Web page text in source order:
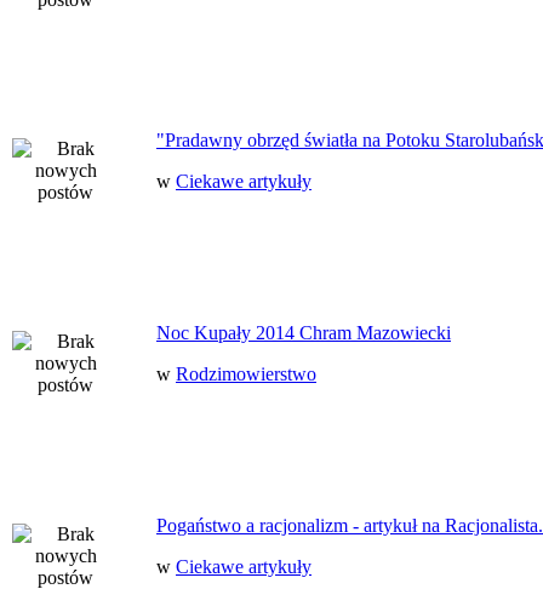
"Pradawny obrzęd światła na Potoku
w Ciekawe artykuły
Noc Kupały 2014 Chram Mazowiecki
w Rodzimowierstwo
Pogaństwo a racjonalizm - artykuł na
w Ciekawe artykuły